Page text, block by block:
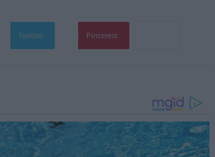
Twitter Pinterest